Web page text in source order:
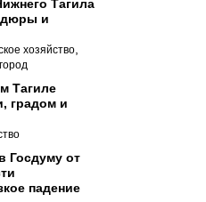
Тагила
и
хозяйство
Тагиле
градом и
Госдуму от
падение